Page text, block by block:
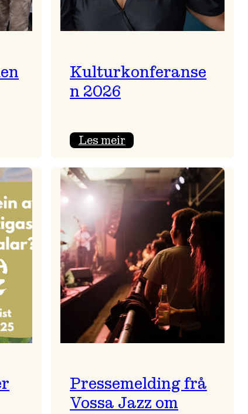
Kulturkonferanse
n 2026
Les meir:
2026
Pressemelding frå
Vossa Jazz om